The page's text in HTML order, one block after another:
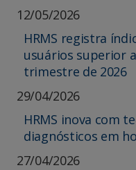
12/05/2026
HRMS registra
usuários superior
trimestre de 2026
29/04/2026
HRMS inova com
diagnósticos em
27/04/2026